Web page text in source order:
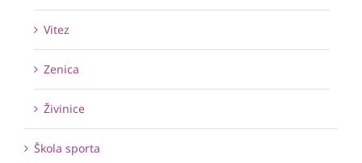
Vitez
Zenica
Živinice
Škola sporta